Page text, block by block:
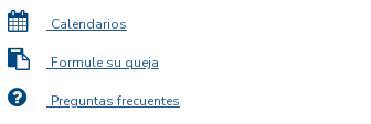
Calendarios
Formule su queja
Preguntas frecuentes